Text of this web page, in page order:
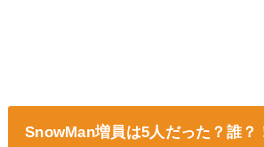
SnowMan増員は5人だった？誰？